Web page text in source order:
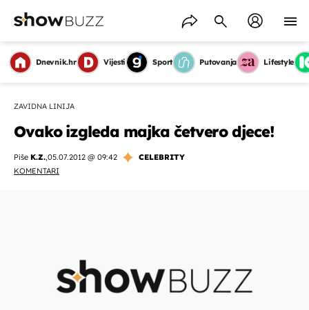
Dnevnik.hr Vijesti Sport Putovanja Lifestyle
ZAVIDNA LINIJA
Ovako izgleda majka četvero djece!
Piše K.Z.,05.07.2012 @ 09:42
CELEBRITY
KOMENTARI
OMOGUĆI OBAVIJESTI